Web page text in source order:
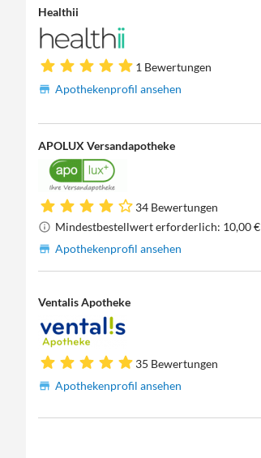
Healthii
1 Bewertungen
Apothekenprofil ansehen
APOLUX Versandapotheke
34 Bewertungen
Mindestbestellwert erforderlich: 10,00 €
Apothekenprofil ansehen
Ventalis Apotheke
35 Bewertungen
Apothekenprofil ansehen